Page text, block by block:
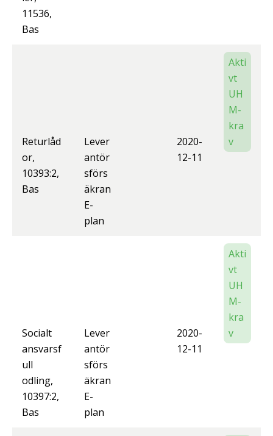
11536,
Bas
Returlåd
or,
10393:2,
Bas
Lever
antör
sförs
äkran
E-
plan
2020-
12-11
Akti
vt
UH
M-
kra
v
Socialt
ansvarsf
ull
odling,
10397:2,
Bas
Lever
antör
sförs
äkran
E-
plan
2020-
12-11
Akti
vt
UH
M-
kra
v